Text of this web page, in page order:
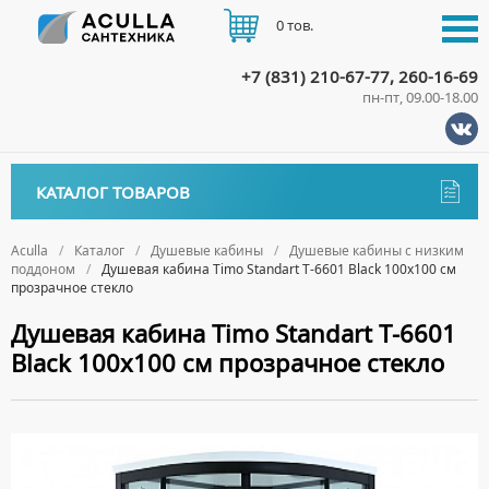
Aculla Каталог Душевые кабины
Душевые кабины с низким
поддоном
Душевая кабина Timo Standart T-6601 Black 100x100 см
прозрачное стекло
Душевая кабина Timo Standart T-6601
Black 100x100 см прозрачное стекло
КАТАЛОГ ТОВАРОВ
ДЕРЖАТЕЛИ
ДОЗАТОРЫ ДЛЯ МЫЛА
ЕРШИКИ
ПОЛОТЕНЦЕДЕРЖАТЕЛИ
Биде
АКРИЛОВЫЕ ВАННЫ
СТАЛЬНЫЕ ВАННЫ
Ванны комплектующие
БОКОВЫЕ ПАНЕЛИ
ПОДГОЛОВНИКИ
Водонагреватели
ВОДОНАГРЕВАТЕЛИ КОСВЕННОГО НАГРЕВА
ДУШЕВЫЕ ДВЕРИ
Встройка
+7 (831) 210-67-77, 260-16-69
пн-пт, 09.00-18.00
0 тов.
ДОСТАВКА
КОНТАКТЫ